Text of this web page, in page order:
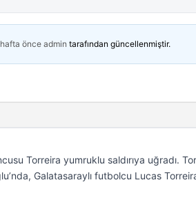
önce admin tarafından güncellenmiştir.
Torreira yumruklu saldırıya uğradı.
Galatasaraylı futbolcu Lucas